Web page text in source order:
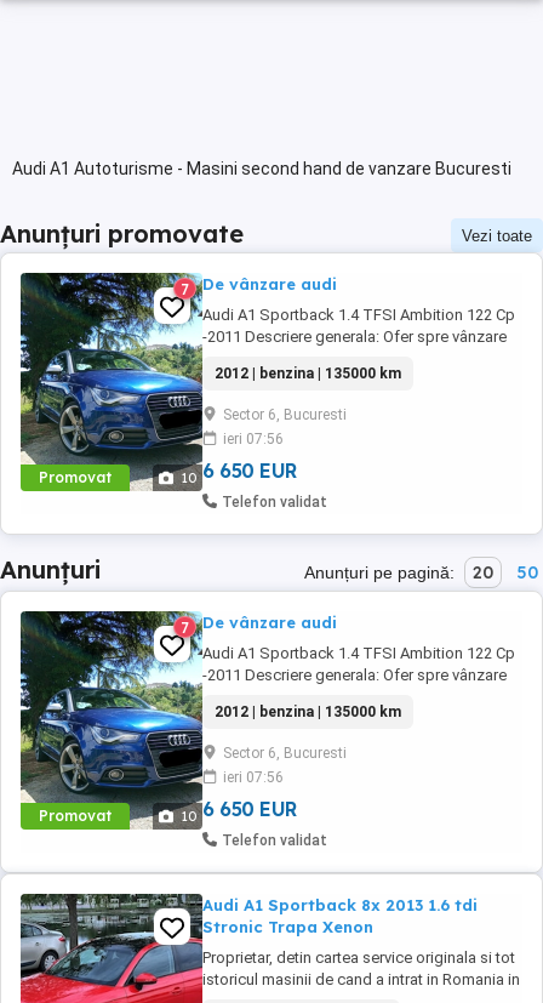
Audi A1 Autoturisme - Masini second hand de vanzare Bucuresti
Anunțuri promovate Vezi toate
Promovat 10
7 De vânzare audi
Audi A1 Sportback 1.4 TFSI Ambition 122 Cp
-2011 Descriere generala: Ofer spre vânzare
echipat cu motor fiabil și performant de 1.4
TFSI 122 cai putere. Mașina este ideală
pentru oraș, dar se simte excelent și la drum
lung-mică la exterior, dar surprinzător de ...
2012 | benzina | 135000 km
Sector 6, Bucuresti
ieri 07:56
6 650 EUR
Telefon validat
Anunțuri Anunțuri pe pagină: 20 50
Promovat 10
7 De vânzare audi
Audi A1 Sportback 1.4 TFSI Ambition 122 Cp
-2011 Descriere generala: Ofer spre vânzare
echipat cu motor fiabil și performant de 1.4
TFSI 122 cai putere. Mașina este ideală
pentru oraș, dar se simte excelent și la drum
lung-mică la exterior, dar surprinzător de ...
2012 | benzina | 135000 km
Sector 6, Bucuresti
ieri 07:56
6 650 EUR
Telefon validat
Audi A1 Sportback 8x 2013 1.6 tdi
Stronic Trapa Xenon
Proprietar, detin cartea service originala si tot
istoricul masinii de cand a intrat in Romania in